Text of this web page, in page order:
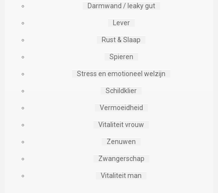
Darmwand / leaky gut
Lever
Rust & Slaap
Spieren
Stress en emotioneel welzijn
Schildklier
Vermoeidheid
Vitaliteit vrouw
Zenuwen
Zwangerschap
Vitaliteit man